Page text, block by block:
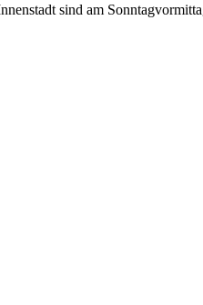
sind am